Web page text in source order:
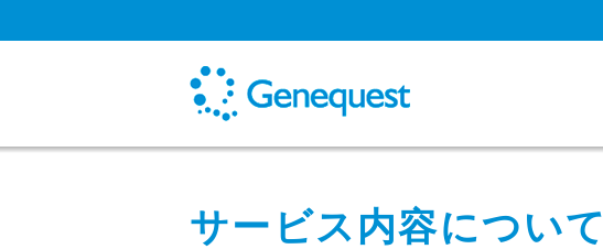
サービス内容について